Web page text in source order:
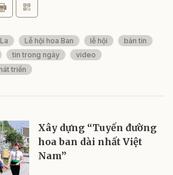
Lễ hội hoa Ban lễ hội
bản tin
tin trong ngày
video
triển
Xây dựng “Tuyến đường
hoa ban dài nhất Việt
Nam”